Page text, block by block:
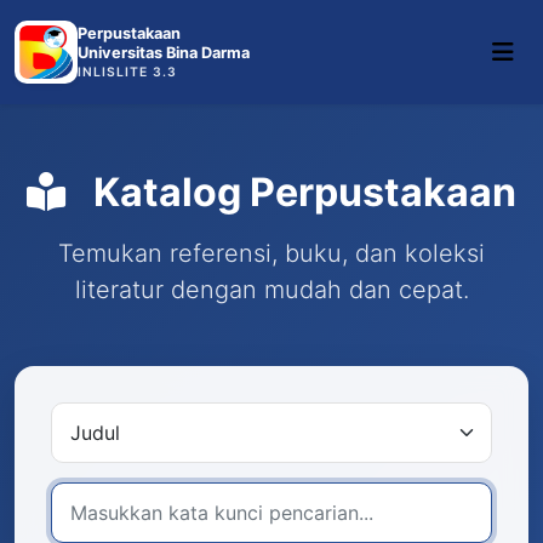
Perpustakaan
Universitas Bina Darma
INLISLITE 3.3
Katalog Perpustakaan
Temukan referensi, buku, dan koleksi
literatur dengan mudah dan cepat.